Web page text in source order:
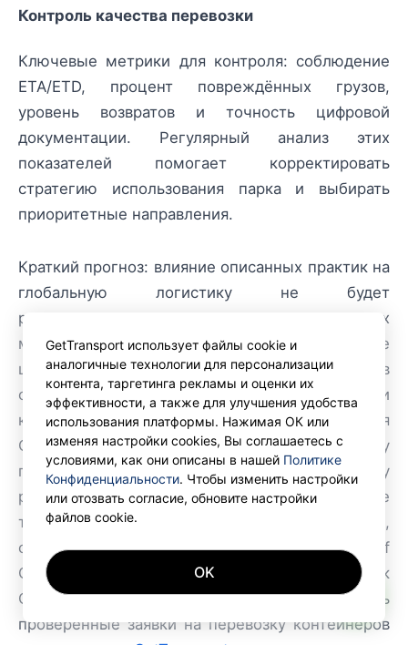
Контроль качества перевозки
Ключевые метрики для контроля: соблюдение
ETA/ETD, процент повреждённых грузов,
уровень возвратов и точность цифровой
документации. Регулярный анализ этих
показателей помогает корректировать
стратегию использования парка и выбирать
приоритетные направления.
Краткий прогноз: влияние описанных практик на
глобальную логистику не будет
революционным, однако для региональных
маршрутов Европейского союза улучшение
цифровизации и оптимизация маршрутов
существенно повышают эффективность и
конкурентоспособность перевозчиков. Для
GetTransport эти изменения значимы, поскольку
платформа стремится к оперативному
реагированию на новые операционные
требования. For your next cargo transportation,
consider the convenience and reliability of
GetTransport.com. Присоединяйтесь к
GetTransport.com и начинайте получать
проверенные заявки на перевозку контейнеров
GetTransport использует файлы cookie и
аналогичные технологии для персонализации
контента, таргетинга рекламы и оценки их
эффективности, а также для улучшения удобства
использования платформы. Нажимая ОК или
изменяя настройки cookies, Вы соглашаетесь с
условиями, как они описаны в нашей Политике
Конфиденциальности. Чтобы изменить настройки
или отозвать согласие, обновите настройки
файлов cookie.
OK
AI